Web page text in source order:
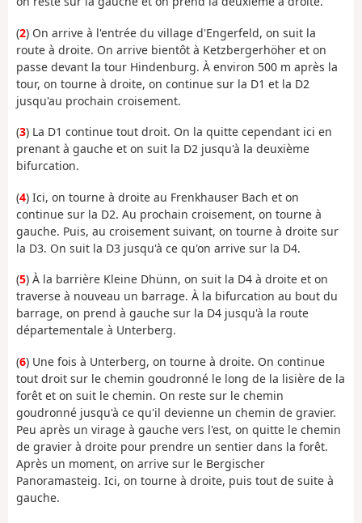
(2) On arrive à l'entrée du village d'Engerfeld, on suit la
route à droite. On arrive bientôt à Ketzbergerhöher et on
passe devant la tour Hindenburg. À environ 500 m après la
tour, on tourne à droite, on continue sur la D1 et la D2
jusqu'au prochain croisement.
(3) La D1 continue tout droit. On la quitte cependant ici en
prenant à gauche et on suit la D2 jusqu'à la deuxième
bifurcation.
(4) Ici, on tourne à droite au Frenkhauser Bach et on
continue sur la D2. Au prochain croisement, on tourne à
gauche. Puis, au croisement suivant, on tourne à droite sur
la D3. On suit la D3 jusqu'à ce qu'on arrive sur la D4.
(5) À la barrière Kleine Dhünn, on suit la D4 à droite et on
traverse à nouveau un barrage. À la bifurcation au bout du
barrage, on prend à gauche sur la D4 jusqu'à la route
départementale à Unterberg.
(6) Une fois à Unterberg, on tourne à droite. On continue
tout droit sur le chemin goudronné le long de la lisière de la
forêt et on suit le chemin. On reste sur le chemin
goudronné jusqu'à ce qu'il devienne un chemin de gravier.
Peu après un virage à gauche vers l'est, on quitte le chemin
de gravier à droite pour prendre un sentier dans la forêt.
Après un moment, on arrive sur le Bergischer
Panoramasteig. Ici, on tourne à droite, puis tout de suite à
gauche.